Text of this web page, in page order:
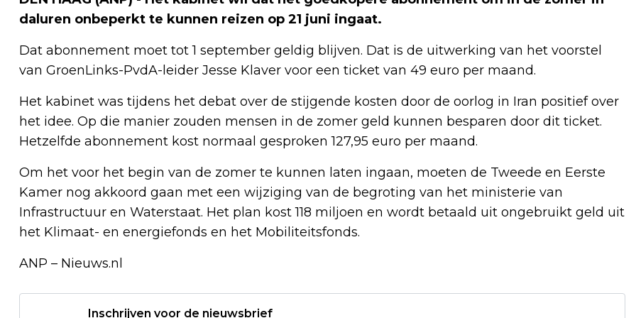
daluren onbeperkt te kunnen reizen op 21 juni ingaat.
Dat abonnement moet tot 1 september geldig blijven. Dat is de uitwerking van het voorstel
van GroenLinks-PvdA-leider Jesse Klaver voor een ticket van 49 euro per maand.
Het kabinet was tijdens het debat over de stijgende kosten door de oorlog in Iran positief over
het idee. Op die manier zouden mensen in de zomer geld kunnen besparen door dit ticket.
Hetzelfde abonnement kost normaal gesproken 127,95 euro per maand.
Om het voor het begin van de zomer te kunnen laten ingaan, moeten de Tweede en Eerste
Kamer nog akkoord gaan met een wijziging van de begroting van het ministerie van
Infrastructuur en Waterstaat. Het plan kost 118 miljoen en wordt betaald uit ongebruikt geld uit
het Klimaat- en energiefonds en het Mobiliteitsfonds.
ANP – Nieuws.nl
Inschrijven voor de nieuwsbrief